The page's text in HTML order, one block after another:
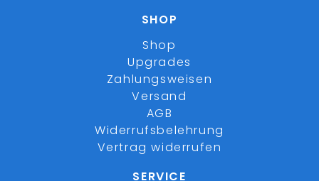
SHOP
Shop
Upgrades
Zahlungsweisen
Versand
AGB
Widerrufsbelehrung
Vertrag widerrufen
SERVICE